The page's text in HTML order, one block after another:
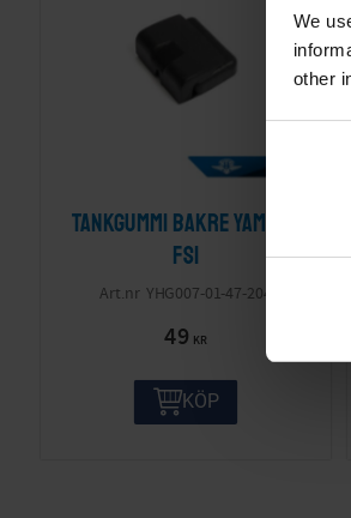
We
other
o
e
Tankgummi bakre Yamaha
FS1
YHG007-01-47-204
49 KR
KÖP